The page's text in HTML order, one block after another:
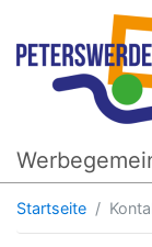
Startseite